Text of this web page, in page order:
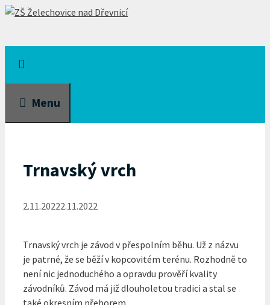
Přeskočit
Menu
Trnavský vrch
2.11.20222.11.2022
Trnavský vrch je závod v přespolním běhu. Už z názvu
je patrné, že se běží v kopcovitém terénu. Rozhodně to
není nic jednoduchého a opravdu prověří kvality
závodníků. Závod má již dlouholetou tradici a stal se
také okresním přeborem.